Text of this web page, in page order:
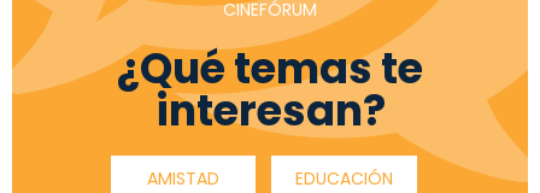
CINEFÓRUM
¿Qué temas te
interesan?
AMISTAD EDUCACIÓN